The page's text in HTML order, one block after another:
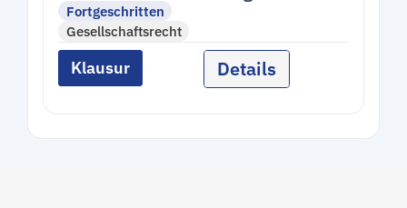
Fortgeschritten
Gesellschaftsrecht
Klausur Details